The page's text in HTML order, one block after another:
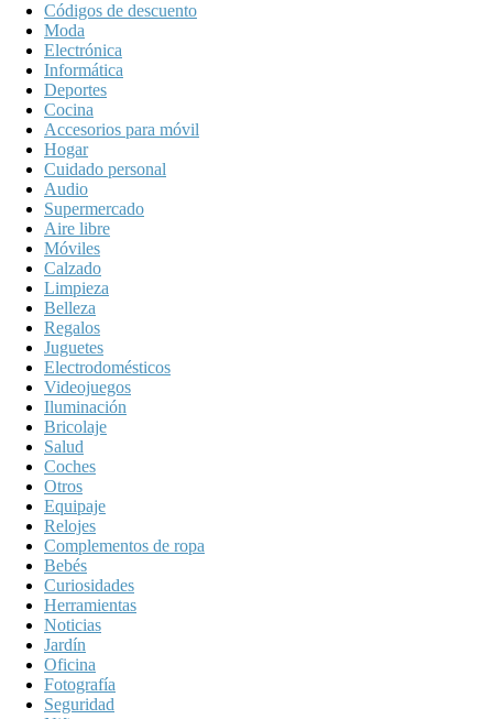
Códigos de descuento
Moda
Electrónica
Informática
Deportes
Cocina
Accesorios para móvil
Hogar
Cuidado personal
Audio
Supermercado
Aire libre
Móviles
Calzado
Limpieza
Belleza
Regalos
Juguetes
Electrodomésticos
Videojuegos
Iluminación
Bricolaje
Salud
Coches
Otros
Equipaje
Relojes
Complementos de ropa
Bebés
Curiosidades
Herramientas
Noticias
Jardín
Oficina
Fotografía
Seguridad